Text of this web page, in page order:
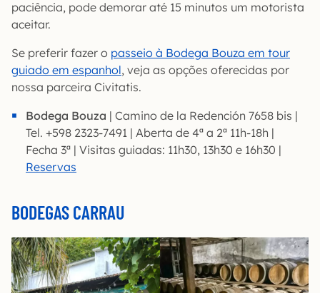
paciência, pode demorar até 15 minutos um motorista
aceitar.
Se preferir fazer o passeio à Bodega Bouza em tour
guiado em espanhol, veja as opções oferecidas por
nossa parceira Civitatis.
Bodega Bouza | Camino de la Redención 7658 bis |
Tel. +598 2323-7491 | Aberta de 4ª a 2ª 11h-18h |
Fecha 3ª | Visitas guiadas: 11h30, 13h30 e 16h30 |
Reservas
BODEGAS CARRAU